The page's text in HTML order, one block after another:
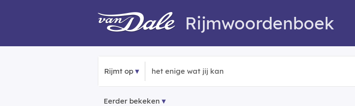
Rijmwoordenboek
Rijmt op
Eerder bekeken